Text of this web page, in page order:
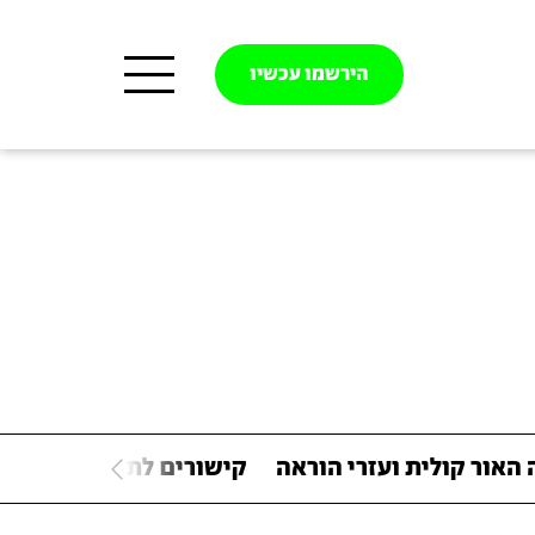
הירשמו עכשיו
האור קולית ועזרי הוראה קישורים לתוכנות